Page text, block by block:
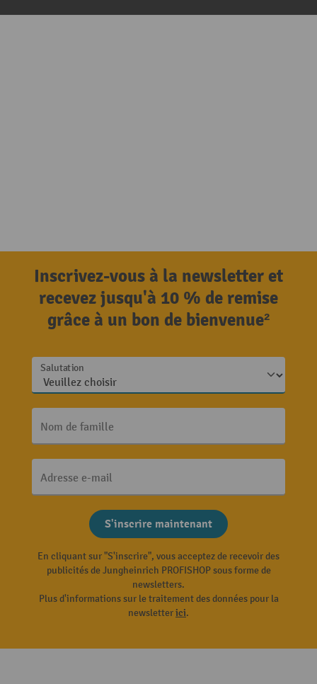
Inscrivez-vous à la newsletter et
recevez jusqu'à 10 % de remise
grâce à un bon de bienvenue²
Salutation
Nom de famille
Adresse e-mail
S'inscrire maintenant
En cliquant sur "S'inscrire", vous acceptez de recevoir des
publicités de Jungheinrich PROFISHOP sous forme de
newsletters.
Plus d'informations sur le traitement des données pour la
newsletterici.